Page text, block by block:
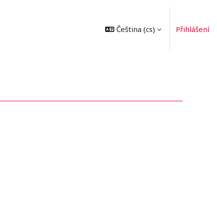
Čeština ‎(cs)‎ Přihlášení